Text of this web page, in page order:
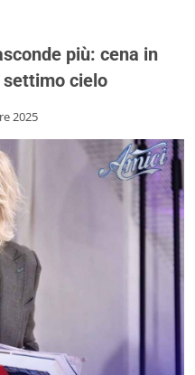
più: cena in
settimo cielo
2025